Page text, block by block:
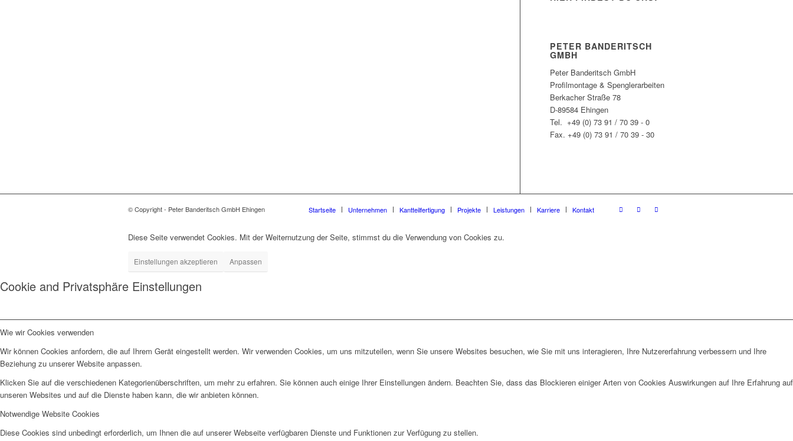
PETER BANDERITSCH
GMBH
Peter Banderitsch GmbH
Profilmontage & Spenglerarbeiten
Berkacher Straße 78
D-89584 Ehingen
Tel. +49 (0) 73 91 / 70 39 - 0
Fax. +49 (0) 73 91 / 70 39 - 30
© Copyright - Peter Banderitsch GmbH Ehingen Startseite Unternehmen Kantteilfertigung Projekte Leistungen Karriere Kontakt
Diese Seite verwendet Cookies. Mit der Weiternutzung der Seite, stimmst du die Verwendung von Cookies zu.
Einstellungen akzeptieren Anpassen
Cookie and Privatsphäre Einstellungen
Wie wir Cookies verwenden
Wir können Cookies anfordern, die auf Ihrem Gerät eingestellt werden. Wir verwenden Cookies, um uns mitzuteilen, wenn Sie unsere Websites besuchen, wie Sie mit uns interagieren, Ihre Nutzererfahrung verbessern und Ihre
Beziehung zu unserer Website anpassen.
Klicken Sie auf die verschiedenen Kategorienüberschriften, um mehr zu erfahren. Sie können auch einige Ihrer Einstellungen ändern. Beachten Sie, dass das Blockieren einiger Arten von Cookies Auswirkungen auf Ihre Erfahrung auf
unseren Websites und auf die Dienste haben kann, die wir anbieten können.
Notwendige Website Cookies
Diese Cookies sind unbedingt erforderlich, um Ihnen die auf unserer Webseite verfügbaren Dienste und Funktionen zur Verfügung zu stellen.